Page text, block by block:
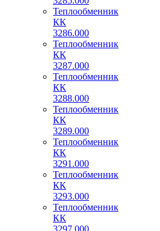
Теплообменник
КК
3286.000
Теплообменник
КК
3287.000
Теплообменник
КК
3288.000
Теплообменник
КК
3289.000
Теплообменник
КК
3291.000
Теплообменник
КК
3293.000
Теплообменник
КК
3297.000